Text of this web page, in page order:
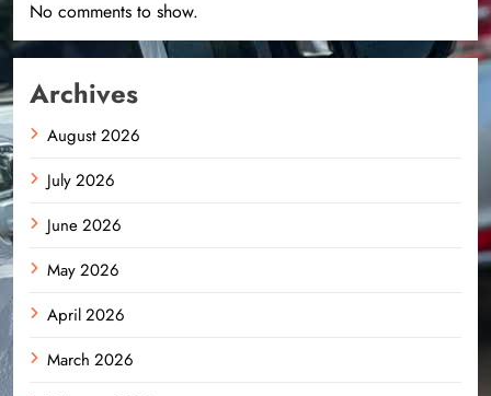
No comments to show.
Archives
August 2026
July 2026
June 2026
May 2026
April 2026
March 2026